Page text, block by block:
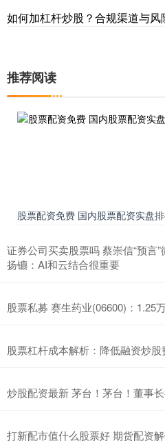
如何加杠杆炒股？合规渠道与风
推荐阅读
股票配资免费 国内股票配资实盘
证券公司买卖股票吗 蔡崇信“预言
扬镳：AI和云结合很重要
股票私募 赛生药业(06600)：1.25
股票杠杆成本解析：降低融资炒股
炒股配资最新 茅台！茅台！董事
打新配市值什么股票好 期货配资